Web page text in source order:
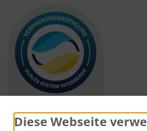
Diese Webseite